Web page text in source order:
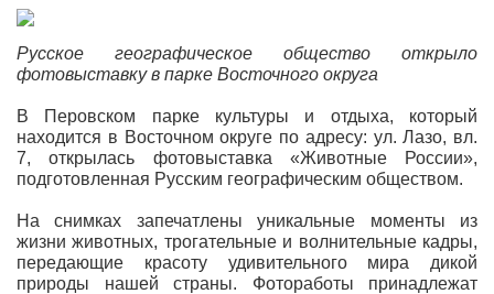
Русское географическое общество открыло
фотовыставку в парке Восточного округа
В Перовском парке культуры и отдыха, который
находится в Восточном округе по адресу: ул. Лазо, вл.
7, открылась фотовыставка «Животные России»,
подготовленная Русским географическим обществом.
На снимках запечатлены уникальные моменты из
жизни животных, трогательные и волнительные кадры,
передающие красоту удивительного мира дикой
природы нашей страны. Фотоработы принадлежат